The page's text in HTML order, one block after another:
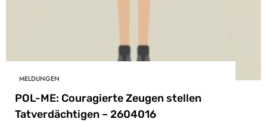
MELDUNGEN
POL-ME: Couragierte Zeugen stellen
Tatverdächtigen – 2604016